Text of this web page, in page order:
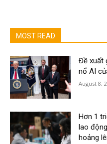
MOST READ
Đề xuất
nổ AI
August 8,
Hơn 1
lao
hoảng